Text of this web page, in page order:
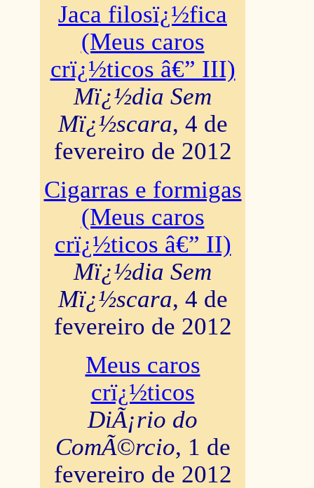
Jaca filosï¿½fica
(Meus caros
crï¿½ticos â€” III)
Mï¿½dia Sem
Mï¿½scara, 4 de
fevereiro de 2012
Cigarras e formigas
(Meus caros
crï¿½ticos â€” II)
Mï¿½dia Sem
Mï¿½scara, 4 de
fevereiro de 2012
Meus caros
crï¿½ticos
DiÃ¡rio do
ComÃ©rcio, 1 de
fevereiro de 2012